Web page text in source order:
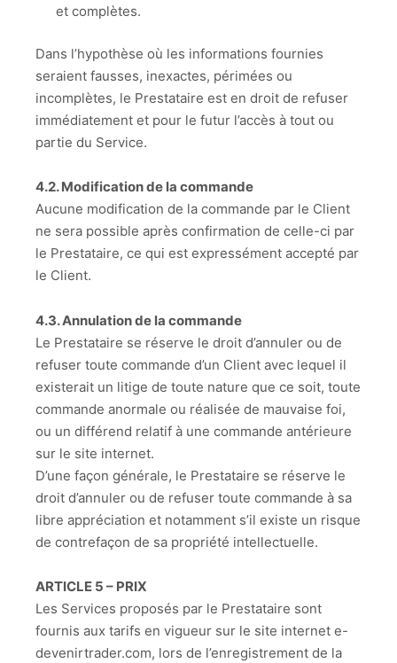
et complètes.
Dans l’hypothèse où les informations fournies
seraient fausses, inexactes, périmées ou
incomplètes, le Prestataire est en droit de refuser
immédiatement et pour le futur l’accès à tout ou
partie du Service.
4.2. Modification de la commande
Aucune modification de la commande par le Client
ne sera possible après confirmation de celle-ci par
le Prestataire, ce qui est expressément accepté par
le Client.
4.3. Annulation de la commande
Le Prestataire se réserve le droit d’annuler ou de
refuser toute commande d’un Client avec lequel il
existerait un litige de toute nature que ce soit, toute
commande anormale ou réalisée de mauvaise foi,
ou un différend relatif à une commande antérieure
sur le site internet.
D’une façon générale, le Prestataire se réserve le
droit d’annuler ou de refuser toute commande à sa
libre appréciation et notamment s’il existe un risque
de contrefaçon de sa propriété intellectuelle.
ARTICLE 5 – PRIX
Les Services proposés par le Prestataire sont
fournis aux tarifs en vigueur sur le site internet e-
devenirtrader.com, lors de l’enregistrement de la